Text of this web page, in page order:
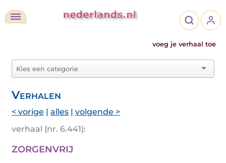
voeg je verhaal toe
Verhalen
< vorige | alles | volgende >
verhaal (nr. 6.441):
ZORGENVRIJ